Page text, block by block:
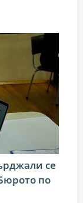
се
по